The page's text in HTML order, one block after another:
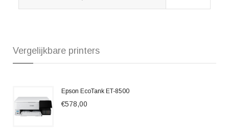
Vergelijkbare printers
Epson EcoTank ET-8500
€578,00